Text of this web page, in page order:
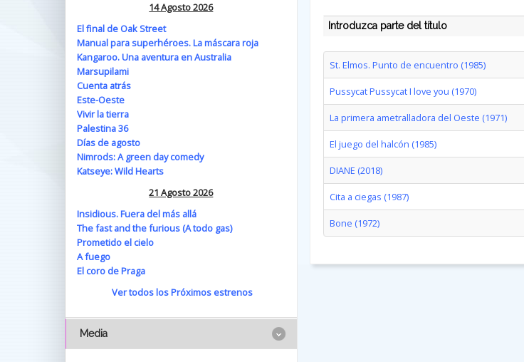
INTRODUZCA PARTE DEL TÍTULO
St. Elmos. Punto de encuentro (1985)
Pussycat Pussycat I love you (1970)
La primera ametralladora del Oeste (1971)
El juego del halcón (1985)
DIANE (2018)
Cita a ciegas (1987)
Bone (1972)
14 Agosto 2026
El final de Oak Street
Manual para superhéroes. La máscara roja
Kangaroo. Una aventura en Australia
Marsupilami
Cuenta atrás
Este-Oeste
Vivir la tierra
Palestina 36
Días de agosto
Nimrods: A green day comedy
Katseye: Wild Hearts
21 Agosto 2026
Insidious. Fuera del más allá
The fast and the furious (A todo gas)
Prometido el cielo
A fuego
El coro de Praga
Ver todos los Próximos estrenos
Media